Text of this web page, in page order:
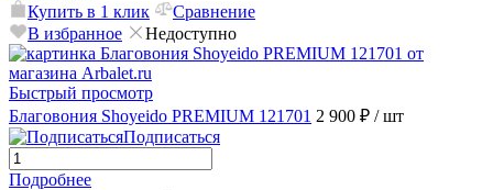
Купить в 1 клик
Сравнение
В избранное
Недоступно
Быстрый просмотр
Благовония Shoyeido PREMIUM 121701 2 900 ₽ / шт
Подписаться
Подробнее